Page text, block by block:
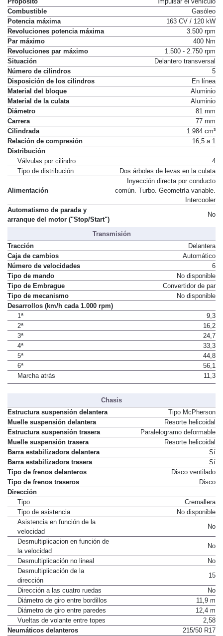
Combustible
Gasóleo
Potencia máxima
163 CV / 120 kW
Revoluciones potencia máxima
3.500 rpm
Par máximo
400 Nm
Revoluciones par máximo
1.500 - 2.750 rpm
Situación
Delantero transversal
Número de cilindros
5
Disposición de los cilindros
En línea
Material del bloque
Aluminio
Material de la culata
Aluminio
Diámetro
81 mm
Carrera
77 mm
Cilindrada
1.984 cm³
Relación de compresión
16,5 a 1
Distribución
Válvulas por cilindro
4
Tipo de distribución
Dos árboles de levas en la culata
Alimentación
Inyección directa por conducto
común. Turbo. Geometría variable.
Intercooler
Automatismo de parada y
arranque del motor ("Stop/Start")
No
Transmisión
Tracción
Delantera
Caja de cambios
Automático
Número de velocidades
6
Tipo de mando
No disponible
Tipo de Embrague
Convertidor de par
Tipo de mecanismo
No disponible
Desarrollos (km/h cada 1.000 rpm)
1ª
9,3
2ª
16,2
3ª
24,7
4ª
33,3
5ª
44,8
6ª
56,1
Marcha atrás
11,3
Chasis
Estructura suspensión delantera
Tipo McPherson
Muelle suspensión delantera
Resorte helicoidal
Estructura suspensión trasera
Paralelogramo deformable
Muelle suspensión trasera
Resorte helicoidal
Barra estabilizadora delantera
Sí
Barra estabilizadora trasera
Sí
Tipo de frenos delanteros
Disco ventilado
Tipo de frenos traseros
Disco
Dirección
Tipo
Cremallera
Tipo de asistencia
No disponible
Asistencia en función de la
velocidad
No
Desmultiplicacion en función de
la velocidad
No
Desmultiplicación no lineal
No
Desmultiplicación de la
dirección
15
Dirección a las cuatro ruedas
No
Diámetro de giro entre bordillos
11,9 m
Diámetro de giro entre paredes
12,4 m
Vueltas de volante entre topes
2,58
Neumáticos delanteros
215/50 R17